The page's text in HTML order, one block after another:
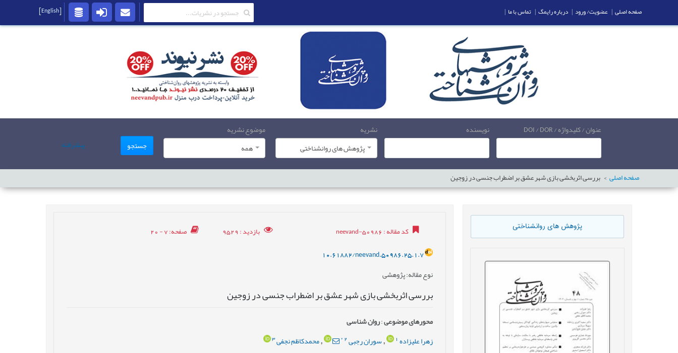
عنوان / کلیدواژه / DOI / DOR نویسنده
نشریه
پژوهش های روانشناختی
موضوع نشریه
همه
جستجو پیشرفته
صفحه اصلی بررسی اثربخشی بازی شهر عشق بر اضطراب جنسی در زوجین
پژوهش های روانشناختی کد مقاله: neevand-50986 بازدید: 9529 صفحه: 7 - 20
10.61882/neevand.50986.25.1.7
نوع مقاله: پژوهشی
بررسی اثربخشی بازی شهر عشق بر اضطراب جنسی در زوجین
محورهای موضوعی:روان شناسی
زهرا علیزاده 1
,سوران رجبی2
*
,محمدکاظم نجفی3
صفحه اصلی | عضویت/ ورود | درباره رایمگ | تماس با ما |
[English]